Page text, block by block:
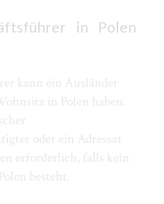
in Polen
kann ein Ausländer
in Polen haben.
oder ein Adressat
erforderlich, falls kein
besteht.